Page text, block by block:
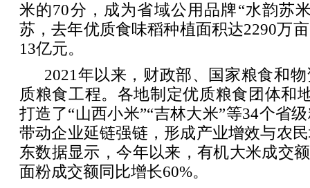
米的70分，成为省域公用品牌“水韵苏
苏，去年优质食味稻种植面积达2290万
13亿元。
2021年以来，财政部、国家粮食和
质粮食工程。各地制定优质粮食团体和
打造了“山西小米”“吉林大米”等34个省
带动企业延链强链，形成产业增效与农
东数据显示，今年以来，有机大米成交
面粉成交额同比增长60%。